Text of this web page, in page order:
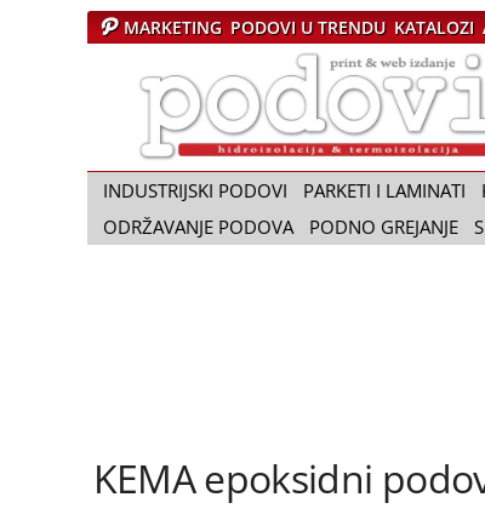
MARKETING PODOVI U TRENDU KATALOZI
a
p
i
P
INDUSTRIJSKI PODOVI PARKETI I LAMINATI
ODRŽAVANJE PODOVA
PODNO GREJANJE
KEMA epoksidni